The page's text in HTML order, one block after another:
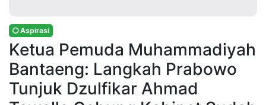
Aspirasi
Ketua Pemuda Muhammadiyah
Bantaeng: Langkah Prabowo
Tunjuk Dzulfikar Ahmad